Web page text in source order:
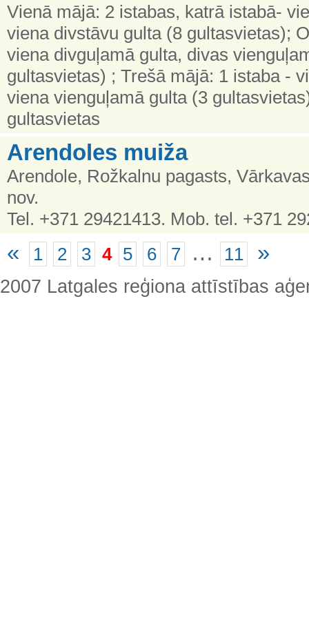
Vienā mājā: 2 istabas, katrā istabā-
viena divstāvu gulta (8 gultasvietas);
viena divguļamā gulta, divas
gultasvietas) ; Trešā mājā: 1 istaba -
viena vienguļamā gulta (3
gultasvietas
Arendoles muiža
Arendole, Rožkalnu pagasts,
nov.
Tel. +371 29421413. Mob. tel. +371
« 1 2 3 4 5 6 7 … 11 »
2007 Latgales reģiona attīstības